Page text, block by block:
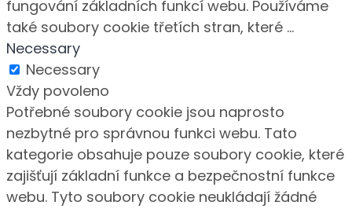
fungování základních funkcí webu. Používáme
také soubory cookie třetích stran, které ...
Necessary
Necessary
Vždy povoleno
Potřebné soubory cookie jsou naprosto
nezbytné pro správnou funkci webu. Tato
kategorie obsahuje pouze soubory cookie, které
zajišťují základní funkce a bezpečnostní funkce
webu. Tyto soubory cookie neukládají žádné